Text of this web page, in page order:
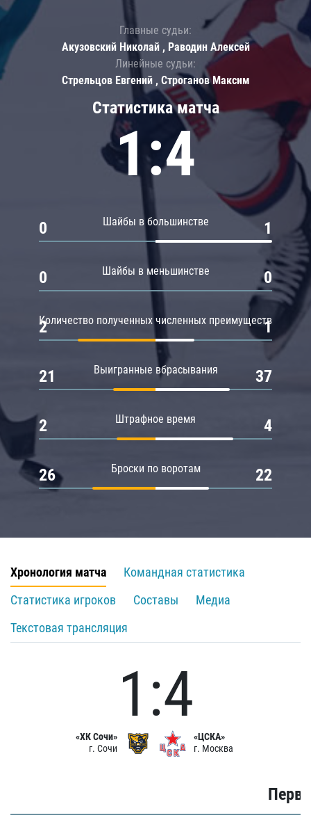
Статистика матча
1:4
Шайбы в большинстве
0 1
Шайбы в меньшинстве
0 0
Количество полученных численных преимуществ
2 1
Выигранные вбрасывания
21 37
Штрафное время
2 4
Броски по воротам
26 22
Главные судьи:
Акузовский Николай , Раводин Алексей
Линейные судьи:
Стрельцов Евгений , Строганов Максим
Хронология матча
Командная статистика
Статистика игроков
Составы
Медиа
Текстовая трансляция
«ХК Сочи»
г. Сочи
1:4
«ЦСКА»
г. Москва